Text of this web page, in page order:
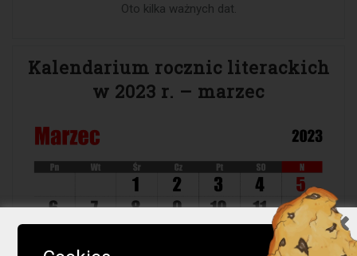
Oto kilka ważnych dat.
Kalendarium rocznic literackich
w 2023 r. – marzec